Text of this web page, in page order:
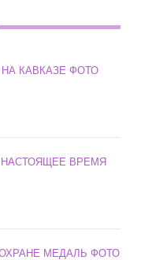
КАВКАЗЕ ФОТО
ВРЕМЯ
МЕДАЛЬ ФОТО